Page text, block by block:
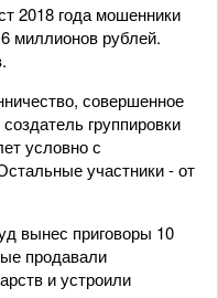
2018 года мошенники
миллионов рублей.
совершенное
группировки
условно с
участники - от
вынес приговоры 10
продавали
и устроили